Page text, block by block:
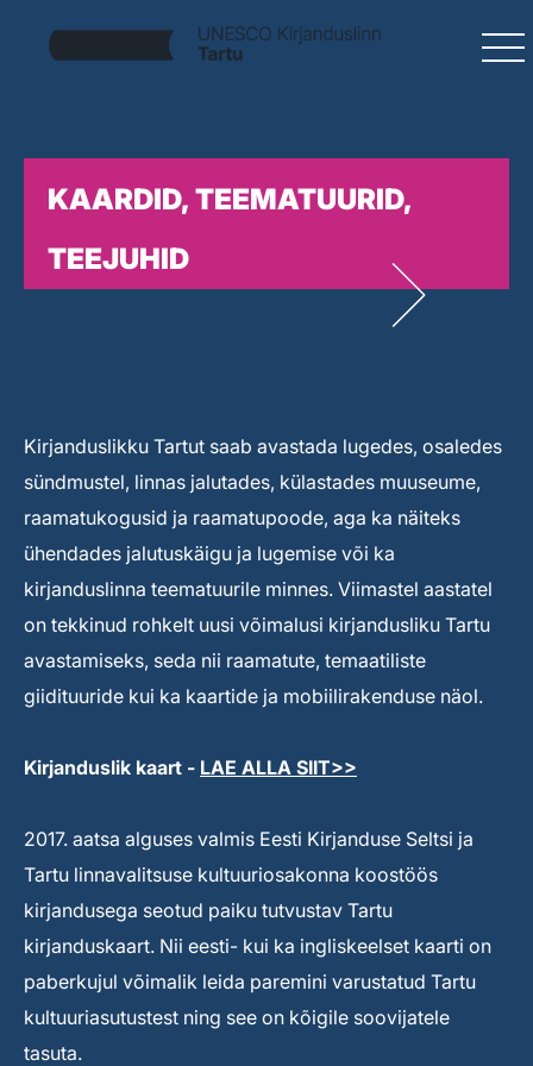
KAARDID, TEEMATUURID,
TEEJUHID
Kirjanduslikku Tartut saab avastada lugedes, osaledes
sündmustel, linnas jalutades, külastades muuseume,
raamatukogusid ja raamatupoode, aga ka näiteks
ühendades jalutuskäigu ja lugemise või ka
kirjanduslinna teematuurile minnes. Viimastel aastatel
on tekkinud rohkelt uusi võimalusi kirjandusliku Tartu
avastamiseks, seda nii raamatute, temaatiliste
giidituuride kui ka kaartide ja mobiilirakenduse näol.
Kirjanduslik kaart - LAE ALLA SIIT>>
2017. aatsa alguses valmis Eesti Kirjanduse Seltsi ja
Tartu linnavalitsuse kultuuriosakonna koostöös
kirjandusega seotud paiku tutvustav Tartu
kirjanduskaart. Nii eesti- kui ka ingliskeelset kaarti on
paberkujul võimalik leida paremini varustatud Tartu
kultuuriasutustest ning see on kõigile soovijatele
tasuta.